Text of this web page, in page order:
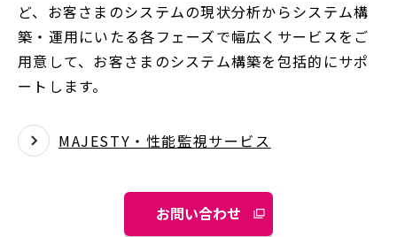
ど、お客さまのシステムの現状分析からシステム構
築・運用にいたる各フェーズで幅広くサービスをご
用意して、お客さまのシステム構築を包括的にサポ
ートします。
MAJESTY・性能監視サービス
お問い合わせ 別